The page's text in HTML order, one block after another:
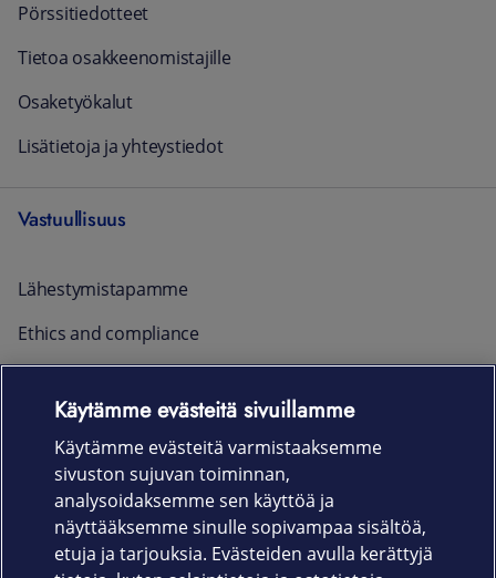
Pörssitiedotteet
Tietoa osakkeenomistajille
Osaketyökalut
Lisätietoja ja yhteystiedot
Vastuullisuus
Lähestymistapamme
Ethics and compliance
Ajankohtaista
Rekrytointi
Uutishuone
Käytämme evästeitä sivuillamme
Käytämme evästeitä varmistaaksemme
sivuston sujuvan toiminnan,
analysoidaksemme sen käyttöä ja
näyttääksemme sinulle sopivampaa sisältöä,
etuja ja tarjouksia. Evästeiden avulla kerättyjä